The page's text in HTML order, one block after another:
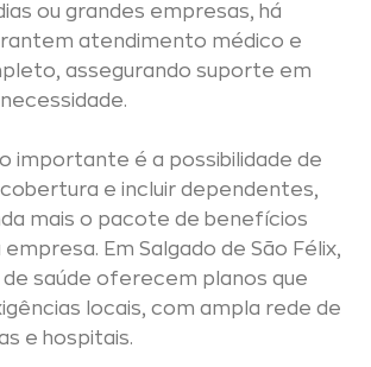
ou grandes empresas, há
atendimento médico e
assegurando suporte em
importante é a possibilidade de
e incluir dependentes,
mais o pacote de benefícios
Em Salgado de São Félix,
saúde oferecem planos que
locais, com ampla rede de
e hospitais.